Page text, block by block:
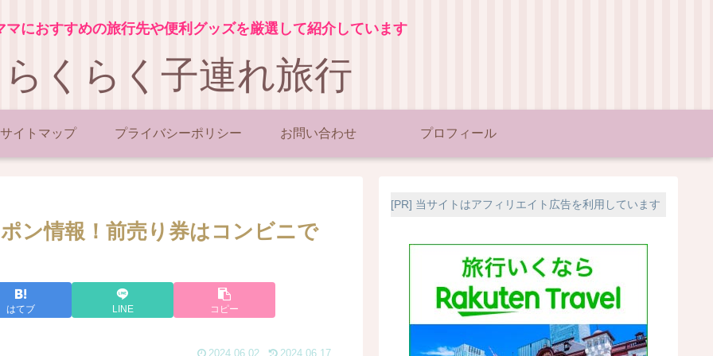
マにおすすめの旅行先や便利グッズを厳選して紹介しています
らくらく子連れ旅行
サイトマップ プライバシーポリシー お問い合わせ プロフィール
ン情報！前売り券はコンビニで
はてブ LINE コピー
2024.06.02 2024.06.17
[PR] 当サイトはアフィリエイト広告を利用しています